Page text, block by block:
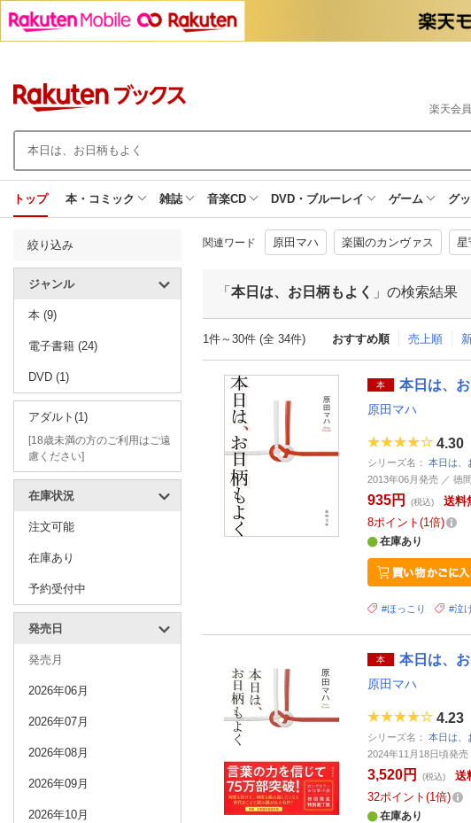
楽天会
トップ 本・コミック 雑誌 音楽CD DVD・ブルーレイ ゲーム グ
絞り込み
ジャンル
本 (9)
電子書籍 (24)
DVD (1)
アダルト(1)
[18歳未満の方のご利用はご遠
慮ください]
在庫状況
注文可能
在庫あり
予約受付中
発売日
発売月
2026年06月
2026年07月
2026年08月
2026年09月
2026年10月
関連ワード 原田マハ 楽園のカンヴァス 星
「 本日は、お日柄もよく 」の検索結果
1件～30件 (全 34件) おすすめ順 売上順
本 本日は、
原田マハ
4.30
シリーズ名： 本日は、
2013年06月発売 ／ 徳
935円 (税込)
送料
8ポイント 1倍
在庫あり
#ほっこり #泣
本 本日は、
原田マハ
4.23
シリーズ名： 本日は、
2024年11月18日頃発
3,520円 (税込)
送
32ポイント 1倍
在庫あり